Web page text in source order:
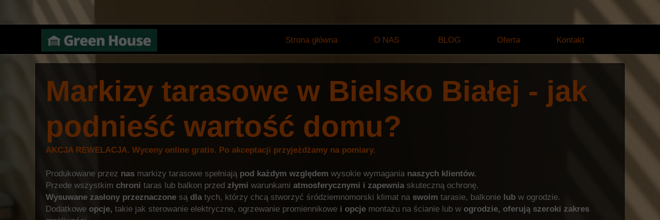
Markizy tarasowe w Bielsko Białej - jak
podnieść wartość domu?
AKCJA REWELACJA. Wyceny online gratis. Po akceptacji przyjeżdżamy na pomiary.
Produkowane przez nas markizy tarasowe spełniają pod każdym względem wysokie wymagania naszych klientów.
Przede wszystkim chroni taras lub balkon przed złymi warunkami atmosferycznymi i zapewniaskuteczną ochronę.
Wysuwane zasłony przeznaczone są dlatych, którzy chcą stworzyć śródziemnomorski klimat na swoim tarasie, balkonie lub w ogrodzie.
Dodatkowe opcje, takie jak sterowanie elektryczne, ogrzewanie promiennikowe i opcje montażu na ścianie lub w ogrodzie, oferują szeroki zakres
Strona główna O NAS BLOG Oferta Kontakt